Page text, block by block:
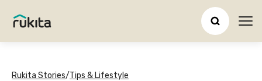
Rukita Stories/Tips & Lifestyle